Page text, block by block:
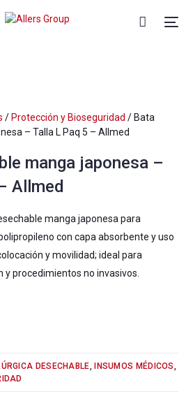
/ Protección y Bioseguridad / Bata
– Talla L Paq 5 – Allmed
manga japonesa –
Allmed
manga japonesa para
con capa absorbente y uso
y movilidad; ideal para
procedimientos no invasivos.
DESECHABLE, INSUMOS MÉDICOS,